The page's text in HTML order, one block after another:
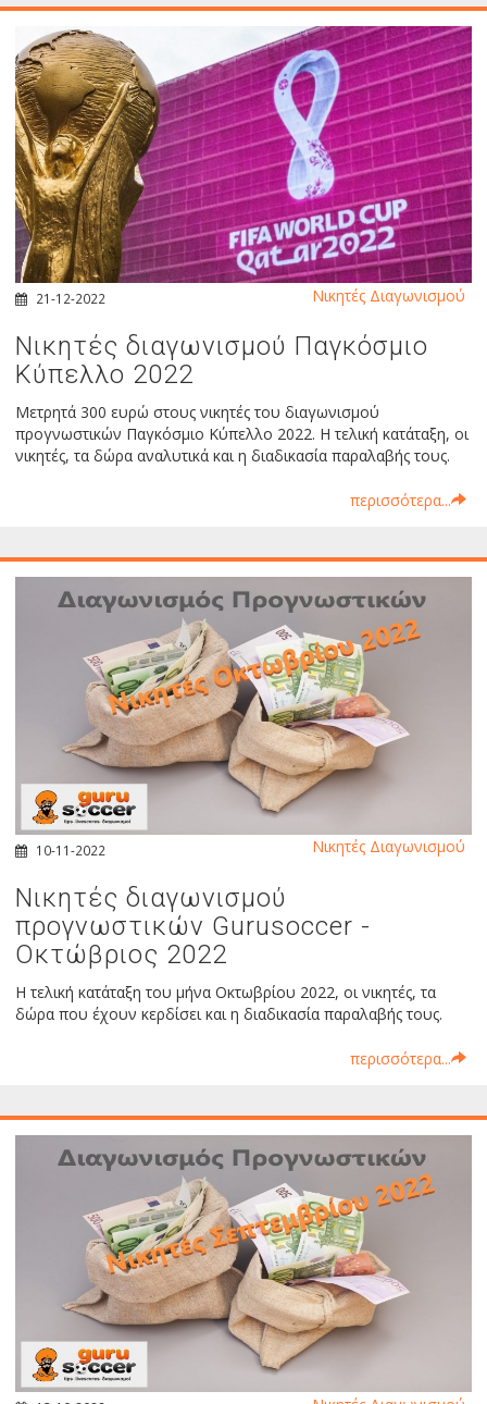
21-12-2022
Νικητές διαγωνισμού Παγκόσμιο
Κύπελλο 2022
Μετρητά 300 ευρώ στους νικητές του διαγωνισμού
προγνωστικών Παγκόσμιο Κύπελλο 2022. Η τελική κατάταξη, οι
νικητές, τα δώρα αναλυτικά και η διαδικασία παραλαβής τους.
περισσότερα...
Νικητές Διαγωνισμού
10-11-2022
Νικητές διαγωνισμού
προγνωστικών Gurusoccer -
Οκτώβριος 2022
Η τελική κατάταξη του μήνα Οκτωβρίου 2022, οι νικητές, τα
δώρα που έχουν κερδίσει και η διαδικασία παραλαβής τους.
περισσότερα...
Νικητές Διαγωνισμού